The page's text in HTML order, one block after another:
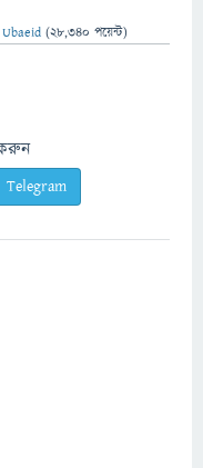
Ubaeid (28,340 পয়েন্ট)
করুন
Telegram